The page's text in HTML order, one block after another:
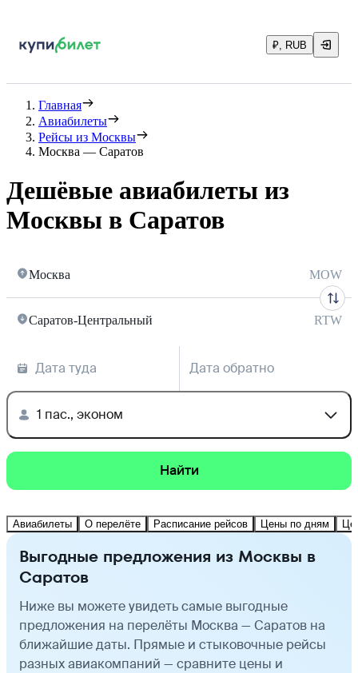
₽, RUB
Главная
Авиабилеты
Рейсы из Москвы
Москва — Саратов
Дешёвые авиабилеты из
Москвы в Саратов
Москва MOW
Саратов-Центральный RTW
Дата туда Дата обратно
1 пас., эконом
Найти
Авиабилеты О перелёте Расписание рейсов Цены по дням
Выгодные предложения из Москвы в
Саратов
Ниже вы можете увидеть самые выгодные
предложения на перелёты Москва — Саратов на
ближайшие даты. Прямые и стыковочные рейсы
разных авиакомпаний — сравните цены и